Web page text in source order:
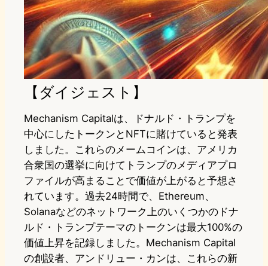
【ダイジェスト】
Mechanism Capitalは、ドナルド・トランプを
中心にしたトークンとNFTに賭けていると発表
しました。これらのメームコインは、アメリカ
合衆国の選挙に向けてトランプのメディアプロ
ファイルが高まることで価値が上がると予想さ
れています。過去24時間で、Ethereum、
Solanaなどのネットワーク上のいくつかのドナ
ルド・トランプテーマのトークンは最大100%の
価値上昇を記録しました。Mechanism Capital
の創設者、アンドリュー・カンは、これらの新